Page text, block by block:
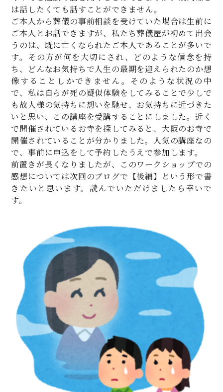
は話したくても話すことができません。
ご本人から葬儀の事前相談を受けていた場合は生前に
ご本人とお話できますが、私たち葬儀屋が初めて出会
うのは、既に亡くなられたご本人であることが多いで
す。その方が何を大切にされ、どのような信念を持
ち、どんなお気持ちで人生の最期を迎えられたのか想
像することしかできません。そのような状況の中
で、私は自らが死の疑似体験をしてみることで少しで
も故人様の気持ちに想いを馳せ、お気持ちに近づきた
いと思い、この講座を受講することにしました。近く
で開催されているお寺を探してみると、大阪のお寺で
開催されていることが分かりました。人気の講座なの
で、事前に申込をして予約したうえで参加します。
前置きが長くなりましたが、このワークショップでの
感想については次回のブログで【後編】という形で書
きたいと思います。読んでいただけましたら幸いで
す。